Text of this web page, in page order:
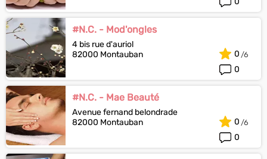
#N.C. - Mod'ongles
4 bis rue d'auriol
82000 Montauban
0
0
#N.C. - Mae Beauté
Avenue fernand belondrade
82000 Montauban
0
0